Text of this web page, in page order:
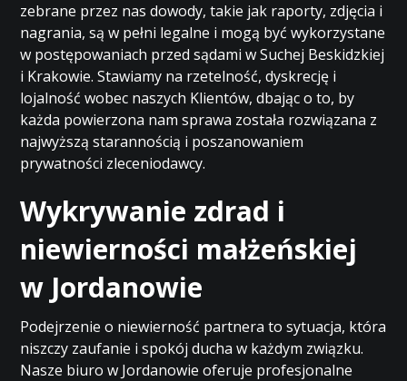
zebrane przez nas dowody, takie jak raporty, zdjęcia i
nagrania, są w pełni legalne i mogą być wykorzystane
w postępowaniach przed sądami w Suchej Beskidzkiej
i Krakowie. Stawiamy na rzetelność, dyskrecję i
lojalność wobec naszych Klientów, dbając o to, by
każda powierzona nam sprawa została rozwiązana z
najwyższą starannością i poszanowaniem
prywatności zleceniodawcy.
Wykrywanie zdrad i
niewierności małżeńskiej
w Jordanowie
Podejrzenie o niewierność partnera to sytuacja, która
niszczy zaufanie i spokój ducha w każdym związku.
Nasze biuro w Jordanowie oferuje profesjonalne